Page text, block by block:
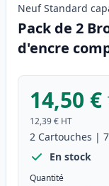
Neuf Standard
Pack de 2
d'encre
14,50 €
12,39 € HT
2 Cartouches |
En stock
Quantité